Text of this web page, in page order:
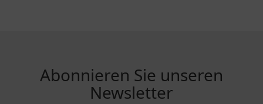
Abonnieren Sie unseren
Newsletter